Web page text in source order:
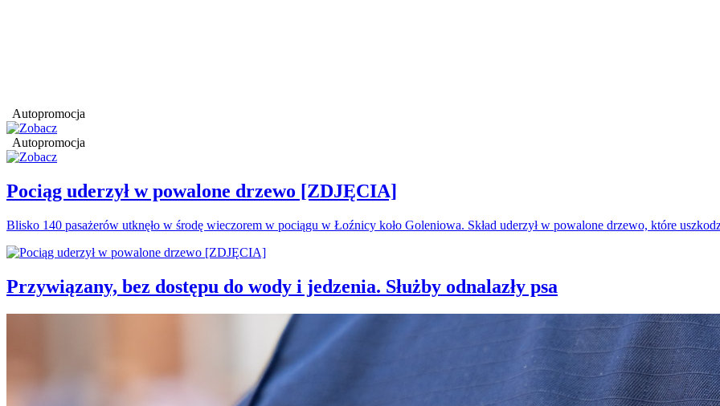
Autopromocja
Autopromocja
Pociąg uderzył w powalone drzewo [ZDJĘCIA]
Blisko 140 pasażerów utknęło w środę wieczorem w pociągu w Łoźnicy koło Goleniowa. Skład uderzył w powalone drzewo, które
Przywiązany, bez dostępu do wody i jedzenia. Służby odnalazły psa